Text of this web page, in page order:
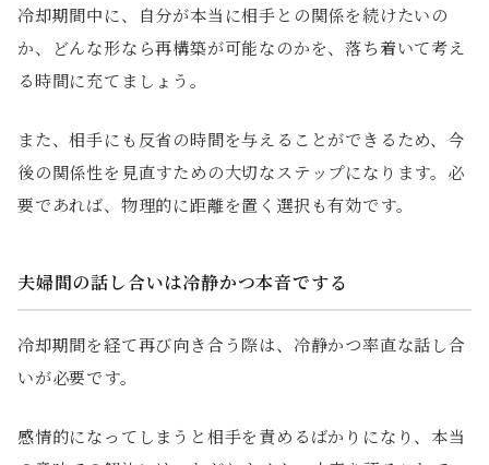
冷却期間中に、自分が本当に相手との関係を続けたいの
か、どんな形なら再構築が可能なのかを、落ち着いて考え
る時間に充てましょう。
また、相手にも反省の時間を与えることができるため、今
後の関係性を見直すための大切なステップになります。必
要であれば、物理的に距離を置く選択も有効です。
夫婦間の話し合いは冷静かつ本音でする
冷却期間を経て再び向き合う際は、冷静かつ率直な話し合
いが必要です。
感情的になってしまうと相手を責めるばかりになり、本当